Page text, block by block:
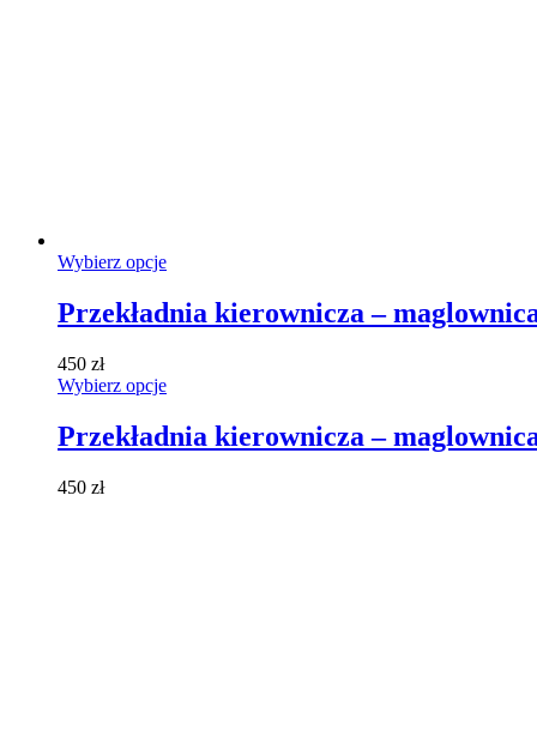
Wybierz opcjeTen
ma
wiele
można
na
stronie
Przekładnia kierownicza –
450 zł
Wybierz opcjeTen
ma
wiele
Przekładnia kierownicza –
450 zł